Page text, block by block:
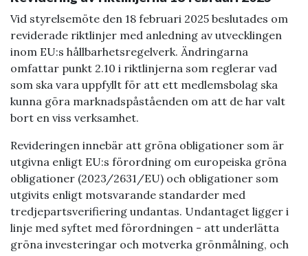
Vid styrelsemöte den 18 februari 2025 beslutades om
reviderade riktlinjer med anledning av utvecklingen
inom EU:s hållbarhetsregelverk. Ändringarna
omfattar punkt 2.10 i riktlinjerna som reglerar vad
som ska vara uppfyllt för att ett medlemsbolag ska
kunna göra marknadspåståenden om att de har valt
bort en viss verksamhet.
Revideringen innebär att gröna obligationer som är
utgivna enligt EU:s förordning om europeiska gröna
obligationer (2023/2631/EU) och obligationer som
utgivits enligt motsvarande standarder med
tredjepartsverifiering undantas. Undantaget ligger i
linje med syftet med förordningen - att underlätta
gröna investeringar och motverka grönmålning, och